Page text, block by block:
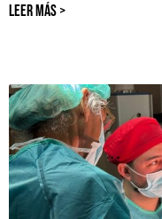
LEER MÁS >